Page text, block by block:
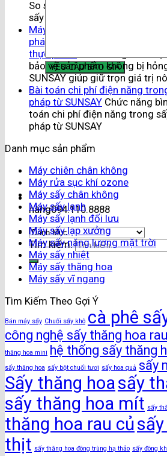
hàng094.110.8888
Tìm kiếm:
So sánh chi tiết 3 công nghệ
sấy nhiệt, sấy thăng hoa
Máy sấy lạnh bảo vệ sản
pháp từ SUNSAY giúp giữ trọn
thực phẩm
bảo vệ sản phẩm không bị
SUNSAY giúp giữ trọn giá trị
Bài toán chi phí điện năng
pháp từ SUNSAY Chức năng
toán chi phí điện năng trong
pháp từ SUNSAY
Danh mục sản phẩm
Máy chiên chân không
Máy rửa sục khí ozone
Máy sấy chân không
Máy sấy lạnh
Máy sấy lạnh đối lưu
Máy sấy lạp xưởng
Máy sấy năng lượng mặt trời
Máy sấy nhiệt
Máy sấy thăng hoa
Máy sấy vĩ ngang
Tìm Kiếm Theo Gợi Ý
Bán máy sấy Chuối sấy khô cà phê
công nghệ sấy thăng hoa
thăng hoa mini hệ thống sấy thăng
sấy thăng hoa sấy bột chuối tươi sấy hoa quả sấy
Sấy thăng hoasấy
sấy thăng hoa mít sấy
thăng hoa rau củ
thịt sấy thăng hoa đông trùng hạ thảo sấy đông